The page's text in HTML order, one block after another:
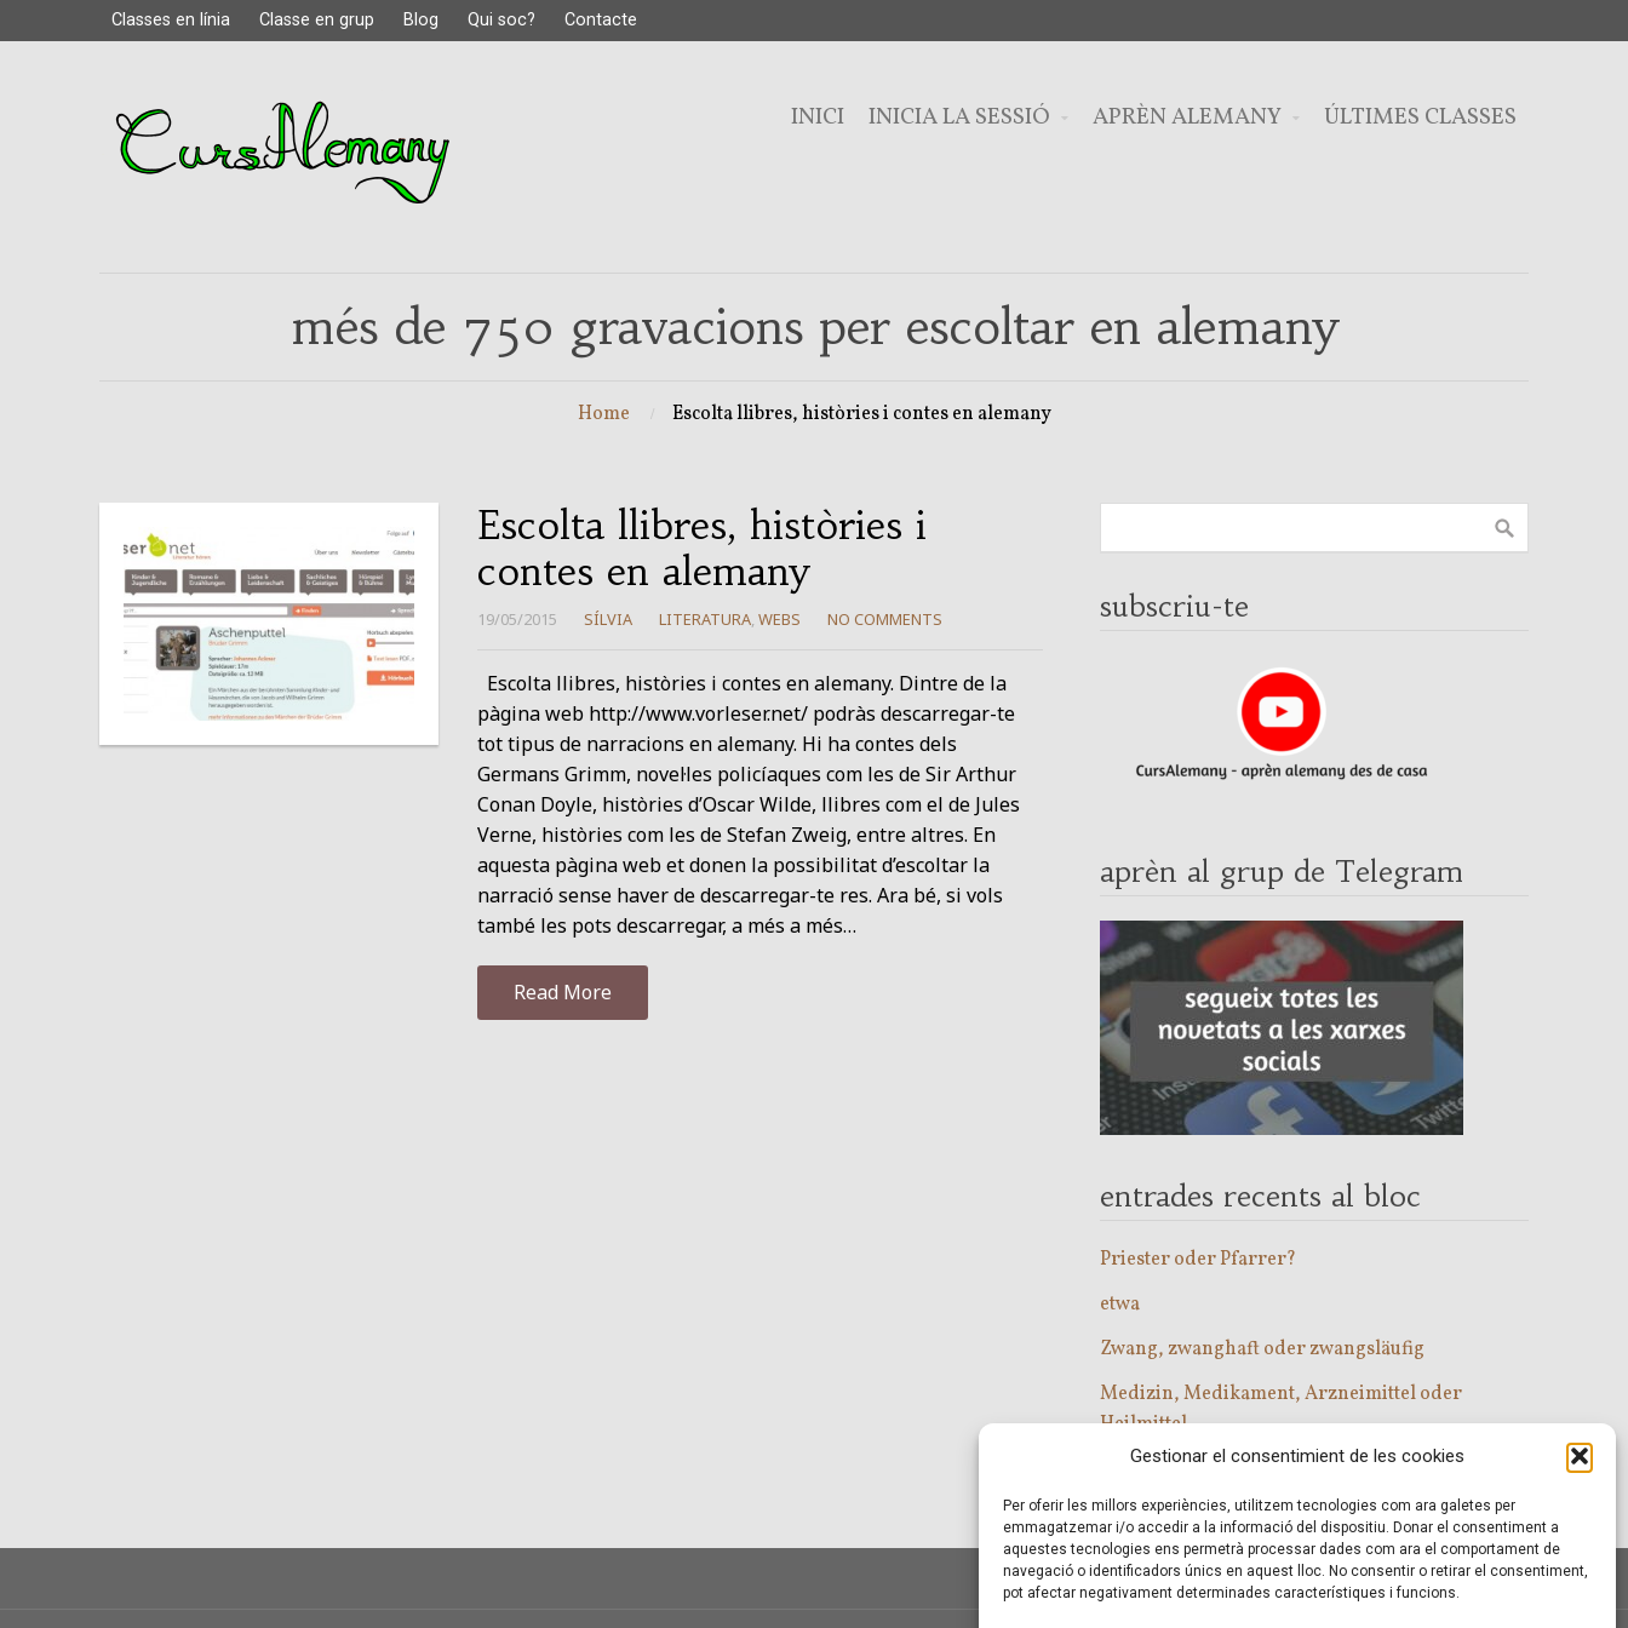
Gestionar el consentimient de les cookies
Per oferir les millors experiències, utilitzem tecnologies com ara galetes per
emmagatzemar i/o accedir a la informació del dispositiu. Donar el consentiment a
aquestes tecnologies ens permetrà processar dades com ara el comportament de
navegació o identificadors únics en aquest lloc. No consentir o retirar el consentiment,
pot afectar negativament determinades característiques i funcions.
Classes en línia Classe en grup Blog Qui soc? Contacte
INICI INICIA LA SESSIÓ APRÈN ALEMANY ÚLTIMES CLASSES
més de 750 gravacions per escoltar en alemany
Home Escolta llibres, històries i contes en alemany
Escolta llibres, històries i
contes en alemany
19/05/2015 SÍLVIA LITERATURA, WEBS NO COMMENTS
Escolta llibres, històries i contes en alemany. Dintre de la
pàgina web http://www.vorleser.net/ podràs descarregar-te
tot tipus de narracions en alemany. Hi ha contes dels
Germans Grimm, novel·les policíaques com les de Sir Arthur
Conan Doyle, històries d’Oscar Wilde, llibres com el de Jules
Verne, històries com les de Stefan Zweig, entre altres. En
aquesta pàgina web et donen la possibilitat d’escoltar la
narració sense haver de descarregar-te res. Ara bé, si vols
també les pots descarregar, a més a més…
Read More
subscriu-te
aprèn al grup de Telegram
entrades recents al bloc
Priester oder Pfarrer?
etwa
Zwang, zwanghaft oder zwangsläufig
Medizin, Medikament, Arzneimittel oder
Heilmittel
Com entrar a les classes d’alemany?